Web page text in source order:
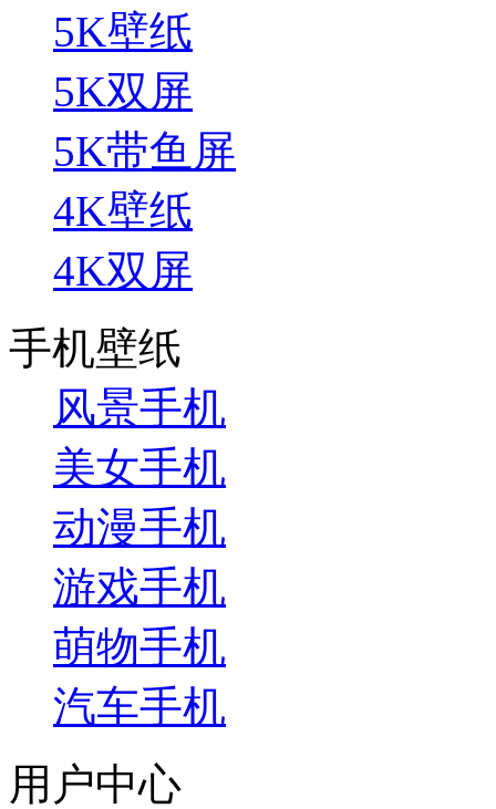
5K壁纸
5K双屏
5K带鱼屏
4K壁纸
4K双屏
手机壁纸
风景手机
美女手机
动漫手机
游戏手机
萌物手机
汽车手机
用户中心